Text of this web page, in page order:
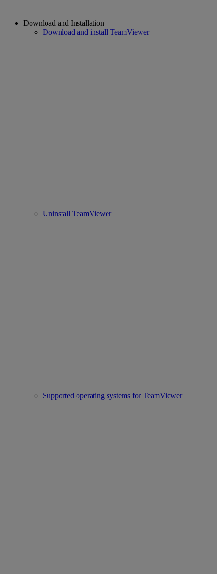
Download and Installation
Download and install TeamViewer
Uninstall TeamViewer
Supported operating systems for TeamViewer